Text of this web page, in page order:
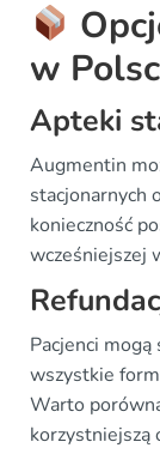
w
Apteki
Augmentin
stacjonarnych
konieczność
wcześniejszej
Pacjenci mogą
wszystkie
Warto
korzystniejszą